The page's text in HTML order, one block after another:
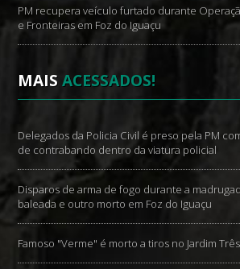
PM recupera veículo furtado durante
e Fronteiras em Foz do Iguaçu
MAISACESSADOS!
Delegados da Policia Civil é preso pela PM
de contrabando dentro da viatura policial
Disparos de arma de fogo durante a
baleada e outro morto em Foz do Iguaçu
Famoso "Verme" é morto a tiros no Jardim